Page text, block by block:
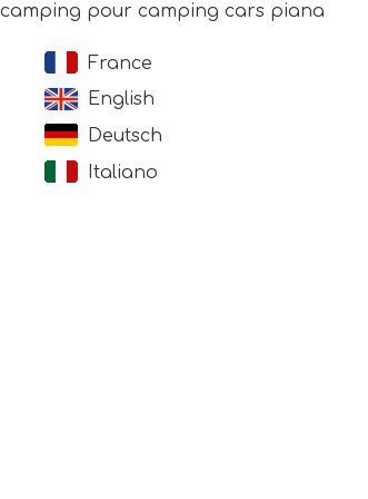
camping pour camping cars piana
France
English
Deutsch
Italiano